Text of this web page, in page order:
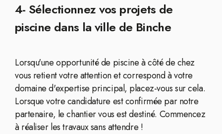
4- Sélectionnez vos projets de
piscine dans la ville de Binche
Lorsqu'une opportunité de piscine à côté de chez
vous retient votre attention et correspond à votre
domaine d'expertise principal, placez-vous sur cela.
Lorsque votre candidature est confirmée par notre
partenaire, le chantier vous est destiné. Commencez
à réaliser les travaux sans attendre !